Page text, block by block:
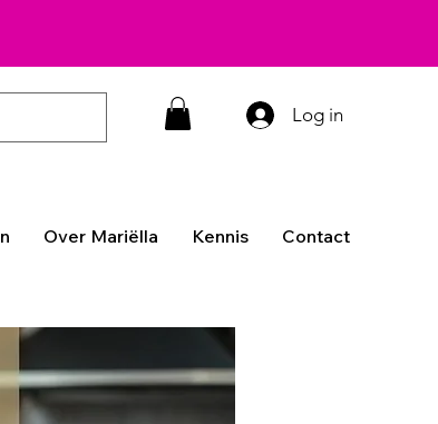
Log in
Over Mariëlla Kennis Contact